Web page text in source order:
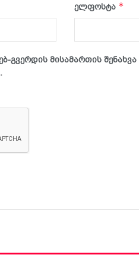
ელფოსტა *
გვერდის მისამართის